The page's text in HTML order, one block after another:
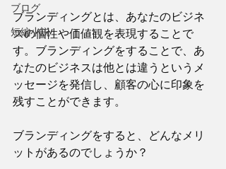
ブログ
短編小説
ブランディングとは、あなたのビジネ
スの個性や価値観を表現することで
す。ブランディングをすることで、あ
なたのビジネスは他とは違うというメ
ッセージを発信し、顧客の心に印象を
残すことができます。
ブランディングをすると、どんなメリ
ットがあるのでしょうか？